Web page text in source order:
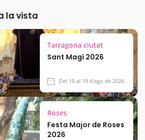
la vista
Tarragona ciutat
Sant Magí 2026
Del 10 al 19 d'ago de 2026
Roses
Festa Major de Roses
2026